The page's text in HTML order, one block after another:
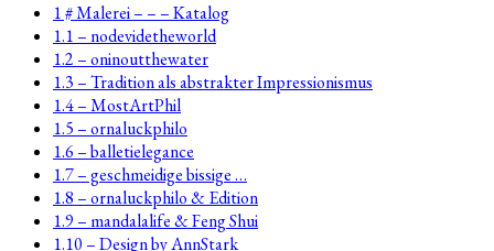
1 # Malerei – – – Katalog
1.1 – nodevidetheworld
1.2 – oninoutthewater
1.3 – Tradition als abstrakter Impressionismus
1.4 – MostArtPhil
1.5 – ornaluckphilo
1.6 – balletielegance
1.7 – geschmeidige bissige …
1.8 – ornaluckphilo & Edition
1.9 – mandalalife & Feng Shui
1.10 – Design by AnnStark